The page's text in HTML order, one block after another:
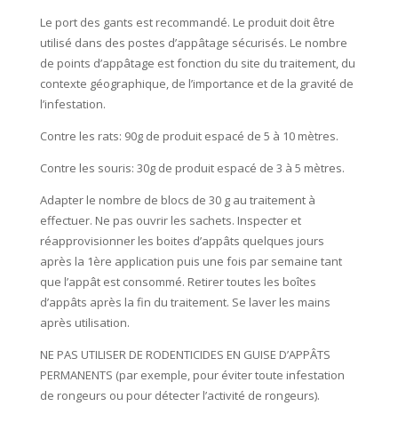
Le port des gants est recommandé. Le produit doit être
utilisé dans des postes d’appâtage sécurisés. Le nombre
de points d’appâtage est fonction du site du traitement, du
contexte géographique, de l’importance et de la gravité de
l’infestation.
Contre les rats: 90g de produit espacé de 5 à 10 mètres.
Contre les souris: 30g de produit espacé de 3 à 5 mètres.
Adapter le nombre de blocs de 30 g au traitement à
effectuer. Ne pas ouvrir les sachets. Inspecter et
réapprovisionner les boites d’appâts quelques jours
après la 1ère application puis une fois par semaine tant
que l’appât est consommé. Retirer toutes les boîtes
d’appâts après la fin du traitement. Se laver les mains
après utilisation.
NE PAS UTILISER DE RODENTICIDES EN GUISE D’APPÂTS
PERMANENTS (par exemple, pour éviter toute infestation
de rongeurs ou pour détecter l’activité de rongeurs).